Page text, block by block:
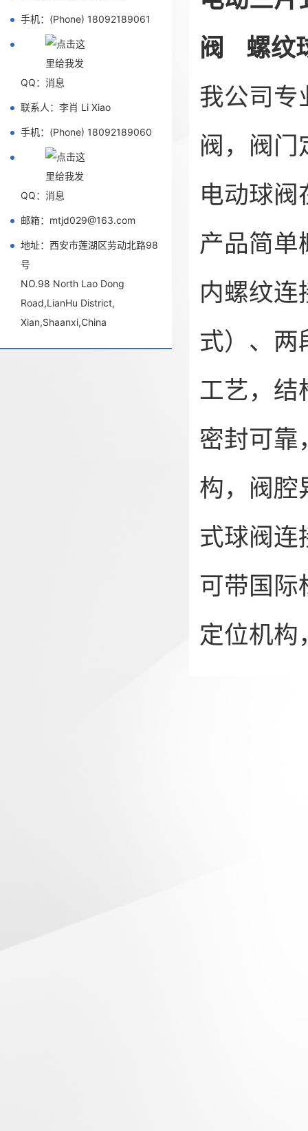
手机：(Phone) 18092189061
QQ：
联系人：李肖 Li Xiao
手机：(Phone) 18092189060
QQ：
邮箱：mtjd029@163.com
地址：西安市莲湖区劳动北路98
号
NO.98 North Lao Dong
Road,LianHu District,
Xian,Shaanxi,China
阀 螺纹
我公司专
阀，阀门
电动球
产品简单
内螺纹连
式）、两
工艺，结
密封可靠
构，阀腔
式球阀连
可带国际
定位机构